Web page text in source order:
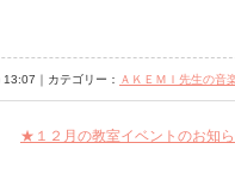
｜カテゴリー： ＡＫＥＭＩ先生の音
★１２月の教室イベントのお知